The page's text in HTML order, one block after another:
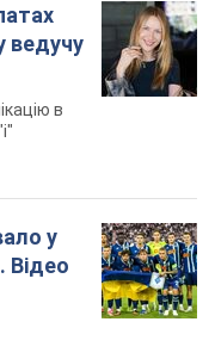
ведучу
в
у
Відео